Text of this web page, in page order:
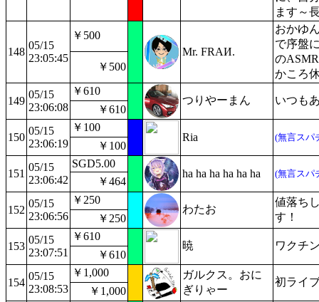
ます～
148
05/15
23:05:45
￥500
Mr. FRAИ.
おかゆ
で序盤
の
かころ
￥500
149
05/15
23:06:08
￥610
つりやーまん いつも
￥610
150
05/15
23:06:19
￥100
Ria
(無言スパ
￥100
151
05/15
23:06:42
SGD5.00
ha ha ha ha ha ha
(無言スパ
￥464
152
05/15
23:06:56
￥250
わたお
値落ち
す！
￥250
153
05/15
23:07:51
￥610
暁 ワクチ
￥610
154
05/15
23:08:53
￥1,000
ガルクス。おに
ぎりゃー
初ライ
￥1,000